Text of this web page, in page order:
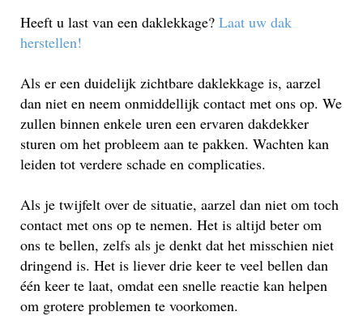
Heeft u last van een daklekkage? Laat uw dak
herstellen!
Als er een duidelijk zichtbare daklekkage is, aarzel
dan niet en neem onmiddellijk contact met ons op. We
zullen binnen enkele uren een ervaren dakdekker
sturen om het probleem aan te pakken. Wachten kan
leiden tot verdere schade en complicaties.
Als je twijfelt over de situatie, aarzel dan niet om toch
contact met ons op te nemen. Het is altijd beter om
ons te bellen, zelfs als je denkt dat het misschien niet
dringend is. Het is liever drie keer te veel bellen dan
één keer te laat, omdat een snelle reactie kan helpen
om grotere problemen te voorkomen.